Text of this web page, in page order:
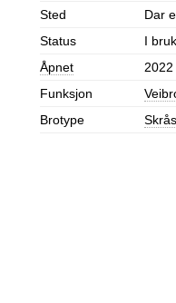
Sted Dar
Status
I bruk
Åpnet
2022
Funksjon
Brotype